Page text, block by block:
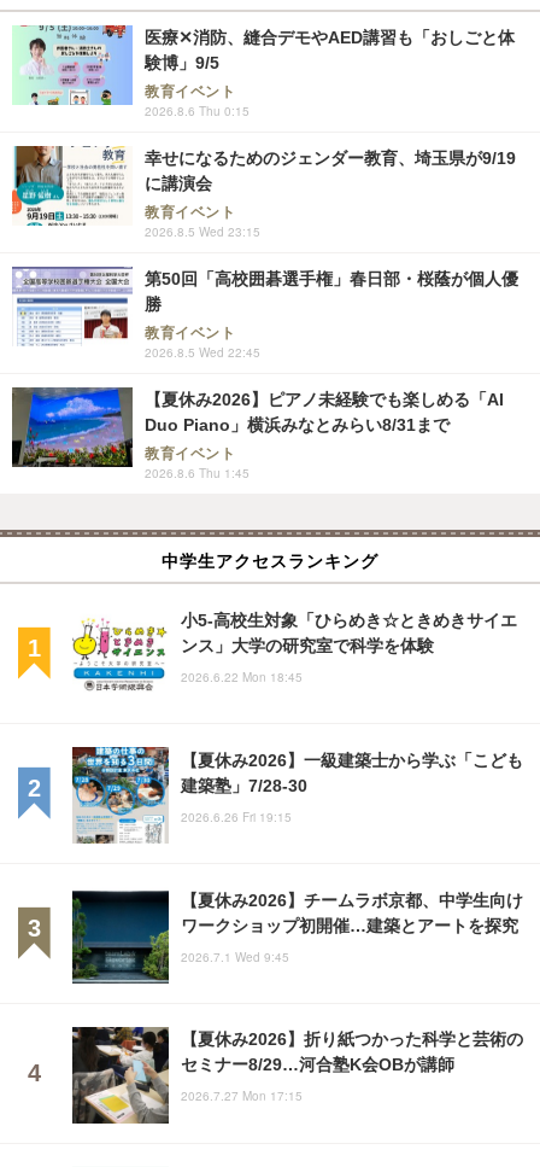
医療✕消防、縫合デモやAED講習も「おしごと体
験博」9/5
教育イベント
2026.8.6 Thu 0:15
幸せになるためのジェンダー教育、埼玉県が9/19
に講演会
教育イベント
2026.8.5 Wed 23:15
第50回「高校囲碁選手権」春日部・桜蔭が個人優
勝
教育イベント
2026.8.5 Wed 22:45
【夏休み2026】ピアノ未経験でも楽しめる「AI
Duo Piano」横浜みなとみらい8/31まで
教育イベント
2026.8.6 Thu 1:45
中学生アクセスランキング
小5-高校生対象「ひらめき☆ときめきサイエ
ンス」大学の研究室で科学を体験
2026.6.22 Mon 18:45
【夏休み2026】一級建築士から学ぶ「こども
建築塾」7/28-30
2026.6.26 Fri 19:15
【夏休み2026】チームラボ京都、中学生向け
ワークショップ初開催…建築とアートを探究
2026.7.1 Wed 9:45
【夏休み2026】折り紙つかった科学と芸術の
セミナー8/29…河合塾K会OBが講師
2026.7.27 Mon 17:15